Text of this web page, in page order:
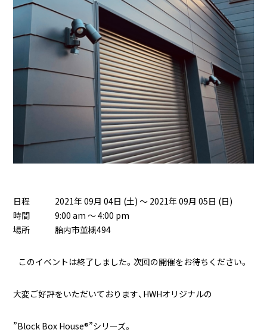
日程
2021年 09月 04日 (土) ～ 2021年 09月 05日 (日)
時間
9:00 am ～ 4:00 pm
場所
胎内市並槻494
このイベントは終了しました。次回の開催をお待ちください。
大変ご好評をいただいております、HWHオリジナルの
”Block Box House®”シリーズ。